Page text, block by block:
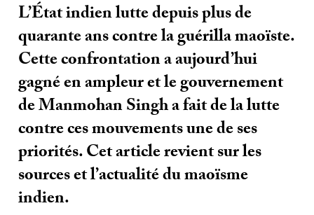
L’État indien lutte depuis plus de
quarante ans contre la guérilla maoïste.
Cette confrontation a aujourd’hui
gagné en ampleur et le gouvernement
de Manmohan Singh a fait de la lutte
contre ces mouvements une de ses
priorités. Cet article revient sur les
sources et l’actualité du maoïsme
indien.